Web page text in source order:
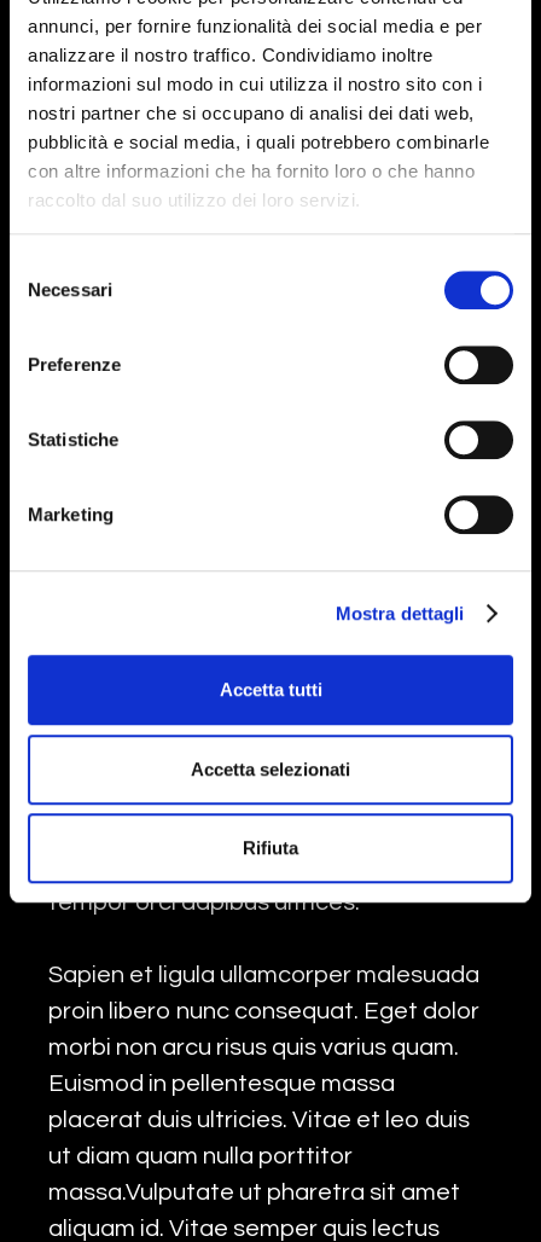
annunci, per fornire funzionalità dei social media e per
analizzare il nostro traffico. Condividiamo inoltre
informazioni sul modo in cui utilizza il nostro sito con i
nostri partner che si occupano di analisi dei dati web,
pubblicità e social media, i quali potrebbero combinarle
con altre informazioni che ha fornito loro o che hanno
raccolto dal suo utilizzo dei loro servizi.
delNecessari
Preferenze
Statistiche
Marketing
Mostra dettagli
Accetta tutti
Accetta selezionati
Rifiuta
venenatis tellus in metus vulputate eu
scelerisque felis. Et molestie ac feugiat
sed. Diam volutpat commodo sed
egestas egestas fringilla phasellus. Dui
vivamus arcu felis bibendum ut tristique.
Turpis egestas integer eget aliquet.
in. Lacus suspendisse faucibus interdum
Lacus laoreet non curabitur gravida.
Ac turpis egestas maecenas pharetra
suscipit tellus mauris a diam. Ac turpis
egestas sed tempus urna. Euismod in
pellentesque massa placerat duis
ultricies lacus. Nunc sed id semper
risus.Diam donec adipiscing tristique
risus nec feugiat in. Molestie a iaculis at
erat. Nec feugiat in fermentum posuere
urna nec tincidunt. Sem integer vitae
tempor orci dapibus ultrices.
Sapien et ligula ullamcorper malesuada
proin libero nunc consequat. Eget dolor
morbi non arcu risus quis varius quam.
Euismod in pellentesque massa
placerat duis ultricies. Vitae et leo duis
ut diam quam nulla porttitor
massa.Vulputate ut pharetra sit amet
aliquam id. Vitae semper quis lectus